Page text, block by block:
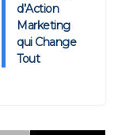
d’Action
Marketing
qui Change
Tout
: Modèle